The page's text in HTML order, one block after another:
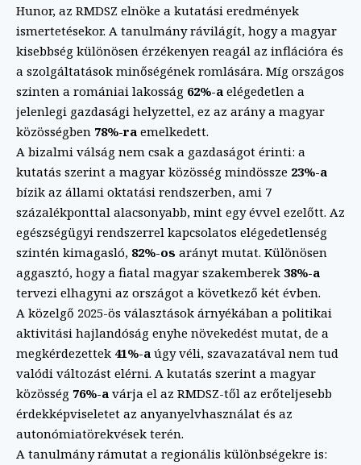
Hunor, az RMDSZ elnöke a kutatási eredmények
ismertetésekor. A tanulmány rávilágít, hogy a magyar
kisebbség különösen érzékenyen reagál az inflációra és
a szolgáltatások minőségének romlására. Míg országos
szinten a romániai lakosság 62%-a elégedetlen a
jelenlegi gazdasági helyzettel, ez az arány a magyar
közösségben 78%-ra emelkedett.
A bizalmi válság nem csak a gazdaságot érinti: a
kutatás szerint a magyar közösség mindössze 23%-a
bízik az állami oktatási rendszerben, ami 7
százalékponttal alacsonyabb, mint egy évvel ezelőtt. Az
egészségügyi rendszerrel kapcsolatos elégedetlenség
szintén kimagasló, 82%-os arányt mutat. Különösen
aggasztó, hogy a fiatal magyar szakemberek 38%-a
tervezi elhagyni az országot a következő két évben.
A közelgő 2025-ös választások árnyékában a politikai
aktivitási hajlandóság enyhe növekedést mutat, de a
megkérdezettek 41%-a úgy véli, szavazatával nem tud
valódi változást elérni. A kutatás szerint a magyar
közösség 76%-a várja el az RMDSZ-től az erőteljesebb
érdekképviseletet az anyanyelvhasználat és az
autonómiatörekvések terén.
A tanulmány rámutat a regionális különbségekre is: